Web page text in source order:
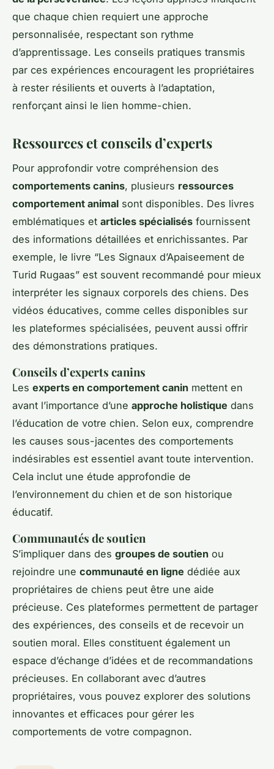
que chaque chien requiert une approche
personnalisée, respectant son rythme
d’apprentissage. Les conseils pratiques transmis
par ces expériences encouragent les propriétaires
à rester résilients et ouverts à l’adaptation,
renforçant ainsi le lien homme-chien.
Ressources et conseils d’experts
Pour approfondir votre compréhension des
comportements canins, plusieurs ressources
comportement animal sont disponibles. Des livres
emblématiques et articles spécialisés fournissent
des informations détaillées et enrichissantes. Par
exemple, le livre “Les Signaux d’Apaiseement de
Turid Rugaas” est souvent recommandé pour mieux
interpréter les signaux corporels des chiens. Des
vidéos éducatives, comme celles disponibles sur
les plateformes spécialisées, peuvent aussi offrir
des démonstrations pratiques.
Conseils d’experts canins
Les experts en comportement canin mettent en
avant l’importance d’une approche holistique dans
l’éducation de votre chien. Selon eux, comprendre
les causes sous-jacentes des comportements
indésirables est essentiel avant toute intervention.
Cela inclut une étude approfondie de
l’environnement du chien et de son historique
éducatif.
Communautés de soutien
S’impliquer dans des groupes de soutien ou
rejoindre une communauté en ligne dédiée aux
propriétaires de chiens peut être une aide
précieuse. Ces plateformes permettent de partager
des expériences, des conseils et de recevoir un
soutien moral. Elles constituent également un
espace d’échange d’idées et de recommandations
précieuses. En collaborant avec d’autres
propriétaires, vous pouvez explorer des solutions
innovantes et efficaces pour gérer les
comportements de votre compagnon.